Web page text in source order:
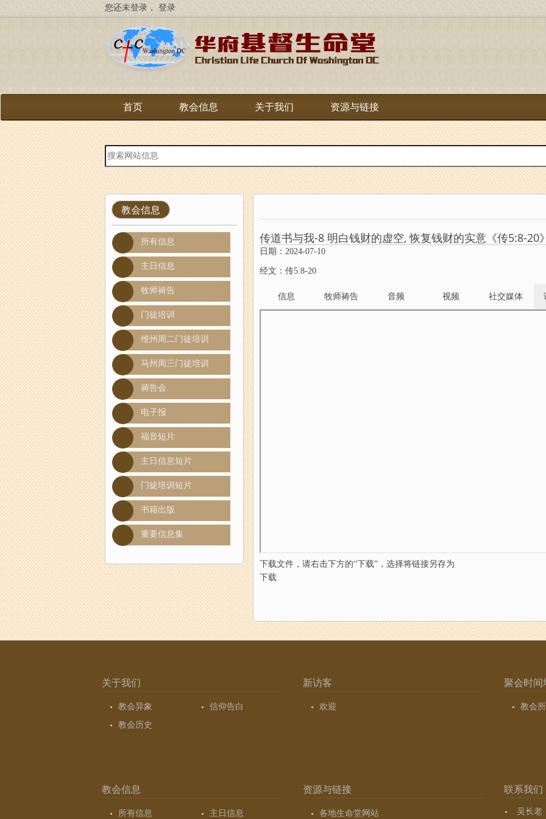
转
您还未登录， 登录
首页 教会信息 关于我们 资源与链接
站
内
搜
索
教会信息
所有信息
主日信息
牧师祷告
门徒培训
维州周二门徒培训
马州周三门徒培训
祷告会
电子报
福音短片
主日信息短片
门徒培训短片
书籍出版
重要信息集
传道书与我-8 明白钱财的虚空, 恢复钱财的实意《传5:8-20
日期：2024-07-10
经文：传5:8-20
信息 牧师祷告 音频 视频 社交媒体
下载文件，请右击下方的“下载”，选择将链接另存为
下载
关于我们
教会异象
信仰告白
教会历史
新访客
欢迎
聚会时间
教会
教会信息
所有信息 主日信息
资源与链接
各地生命堂网站
联系我们
吴长老